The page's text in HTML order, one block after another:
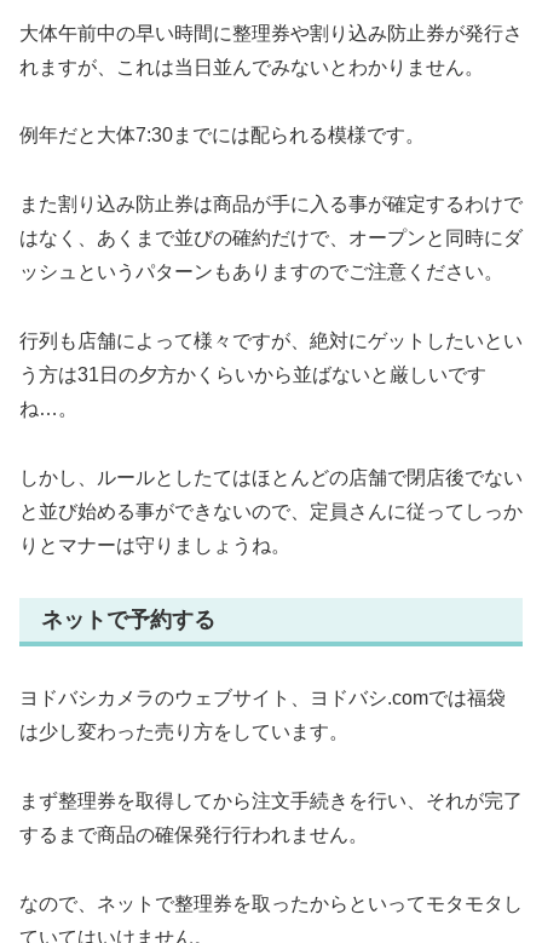
大体午前中の早い時間に整理券や割り込み防止券が発行さ
れますが、これは当日並んでみないとわかりません。
例年だと大体7:30までには配られる模様です。
また割り込み防止券は商品が手に入る事が確定するわけで
はなく、あくまで並びの確約だけで、オープンと同時にダ
ッシュというパターンもありますのでご注意ください。
行列も店舗によって様々ですが、絶対にゲットしたいとい
う方は31日の夕方かくらいから並ばないと厳しいです
ね…。
しかし、ルールとしたてはほとんどの店舗で閉店後でない
と並び始める事ができないので、定員さんに従ってしっか
りとマナーは守りましょうね。
ネットで予約する
ヨドバシカメラのウェブサイト、ヨドバシ.comでは福袋
は少し変わった売り方をしています。
まず整理券を取得してから注文手続きを行い、それが完了
するまで商品の確保発行行われません。
なので、ネットで整理券を取ったからといってモタモタし
ていてはいけません。